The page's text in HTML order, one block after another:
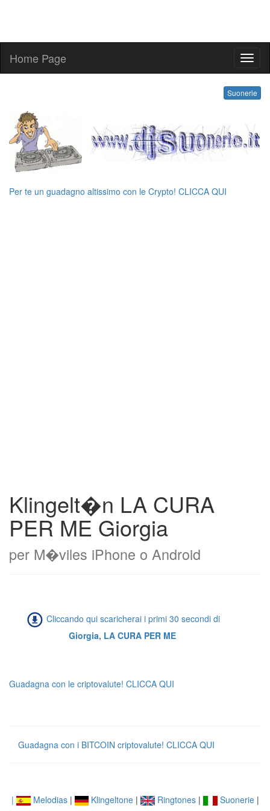
Home Page
Suonerie
Per te un guadagno altissimo con le Crypto! CLICCA QUI
Klingelt�n LA CURA
PER ME Giorgia
per M�viles iPhone o Android
Cliccando qui scaricherai i primi 30 secondi di
Giorgia, LA CURA PER ME
Guadagna con le criptovalute! CLICCA QUI
Guadagna con i BITCOIN criptovalute! CLICCA QUI
| Melodias| Klingeltone| Ringtones| Suonerie|